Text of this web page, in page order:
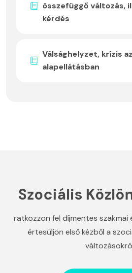
összefüggő változás,
kérdés
Válsághelyzet, krízis az
alapellátásban
Szociális
ratkozzon fel díjmentes szakmai
értesüljön első kézből a